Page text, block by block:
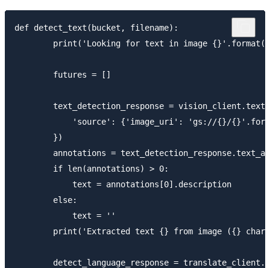
def detect_text(bucket, filename):
print('Looking for text in image
        futures = []
text_detection_response =
'source': {'image_uri': 'gs://{}/
        })
annotations =
        if len(annotations) > 0:
            text = annotations[0].description
        else:
            text = ''
print('Extracted text {} from image ({}
detect_language_response =